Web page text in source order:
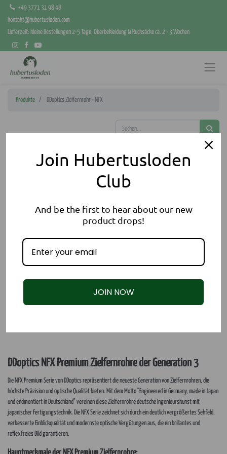
+49 3771 31 98 48
kontakt@hubertusloden.com
Lieferzeit: kleine Bestellungen 2-5 Tage, Oberbekleidung & Rucksäcke ca. 2 - 3 Wochen
Produkte DDoptics Zielfernrohr - NFX
DDoptics NFX Premium Zielfernrohre der Generation 3
Die NFX Premium Serie von DDoptics repräsentiert die neueste Generation von Zielfernrohren, die
höchste Präzision und optische Qualität bieten. Mit dem Motto "Engineered in Germany, made in Japan
und endmontiert in Deutschland" vereinen diese Zielfernrohre deutsche Ingenieurskunst mit
japanischer Fertigungstechnik. Die NFX Serie zeichnet sich durch ein deutlich vergrößertes Sehfeld,
verbesserte Einblickqualität und modernste optische Vergütungen aus, die ein brillantes und
reflexfreies Bild garantieren.
Join Hubertusloden
Club
And be the first to hear about our new
product drops!
JOIN NOW